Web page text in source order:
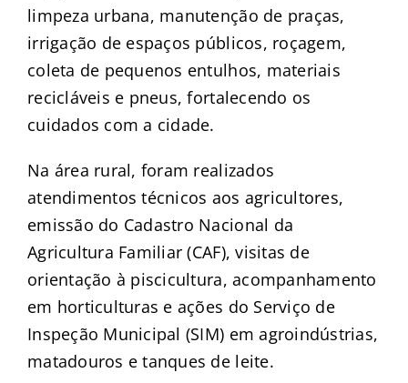
limpeza urbana, manutenção de praças,
irrigação de espaços públicos, roçagem,
coleta de pequenos entulhos, materiais
recicláveis e pneus, fortalecendo os
cuidados com a cidade.
Na área rural, foram realizados
atendimentos técnicos aos agricultores,
emissão do Cadastro Nacional da
Agricultura Familiar (CAF), visitas de
orientação à piscicultura, acompanhamento
em horticulturas e ações do Serviço de
Inspeção Municipal (SIM) em agroindústrias,
matadouros e tanques de leite.